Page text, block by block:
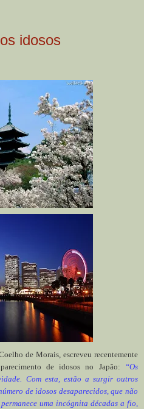
idosos
de Morais, escreveu recentemente
de idosos no Japão:
“Os
Com esta, estão a surgir outros
de idosos desaparecidos, que não
uma incógnita décadas a fio,